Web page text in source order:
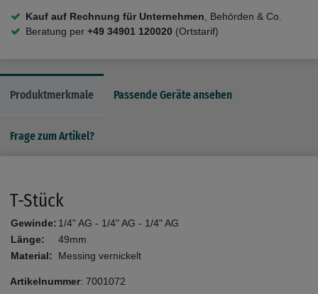
Kauf auf Rechnung für Unternehmen , Behörden & Co.
Beratung per +49 34901 120020 (Ortstarif)
Produktmerkmale Passende Geräte ansehen
Frage zum Artikel?
T-Stück
Gewinde: 1/4" AG - 1/4" AG - 1/4" AG
Länge:
49mm
Material:
Messing vernickelt
Artikelnummer: 7001072